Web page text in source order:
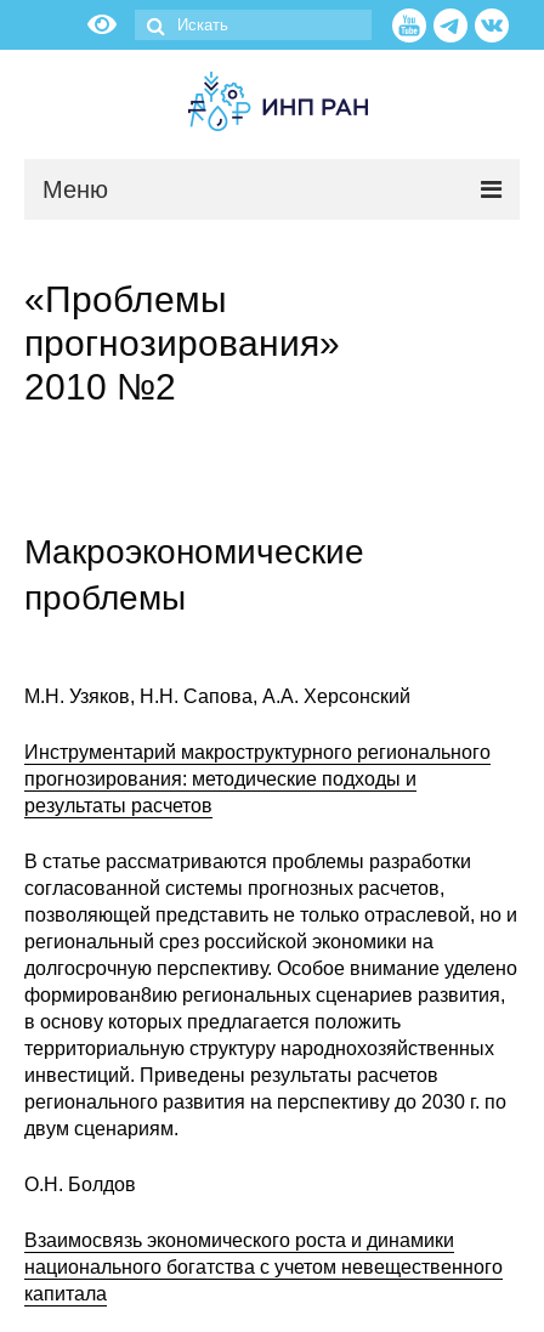
Меню
О нас
Об институте
Сотрудники
Отчетность
Публикации
Издания
Проблемы прогнозирования
О журнале
Номера журналов
Редакционная этика
Общие требования
«Проблемы
прогнозирования»
2010 №2
Макроэкономические
проблемы
М.Н. Узяков, Н.Н. Сапова, А.А. Херсонский
Инструментарий макроструктурного регионального
прогнозирования: методические подходы и
результаты расчетов
В статье рассматриваются проблемы разработки
согласованной системы прогнозных расчетов,
позволяющей представить не только отраслевой, но и
региональный срез российской экономики на
долгосрочную перспективу. Особое внимание уделено
формирован8ию региональных сценариев развития,
в основу которых предлагается положить
территориальную структуру народнохозяйственных
инвестиций. Приведены результаты расчетов
регионального развития на перспективу до 2030 г. по
двум сценариям.
О.Н. Болдов
Взаимосвязь экономического роста и динамики
национального богатства с учетом невещественного
капитала